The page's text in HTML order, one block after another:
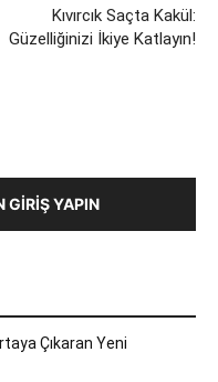
Kıvırcık Saçta Kakül:
Güzelliğinizi İkiye Katlayın!
GIRIŞ YAPIN
Çıkaran Yeni